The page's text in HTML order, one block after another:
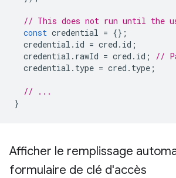
// This does not run until the
const credential = {};
credential . id = cred . id ;
credential . rawId = cred . id ;
//
credential . type = cred . type ;
// ...
}
Afficher le remplissage
formulaire de clé d'accès